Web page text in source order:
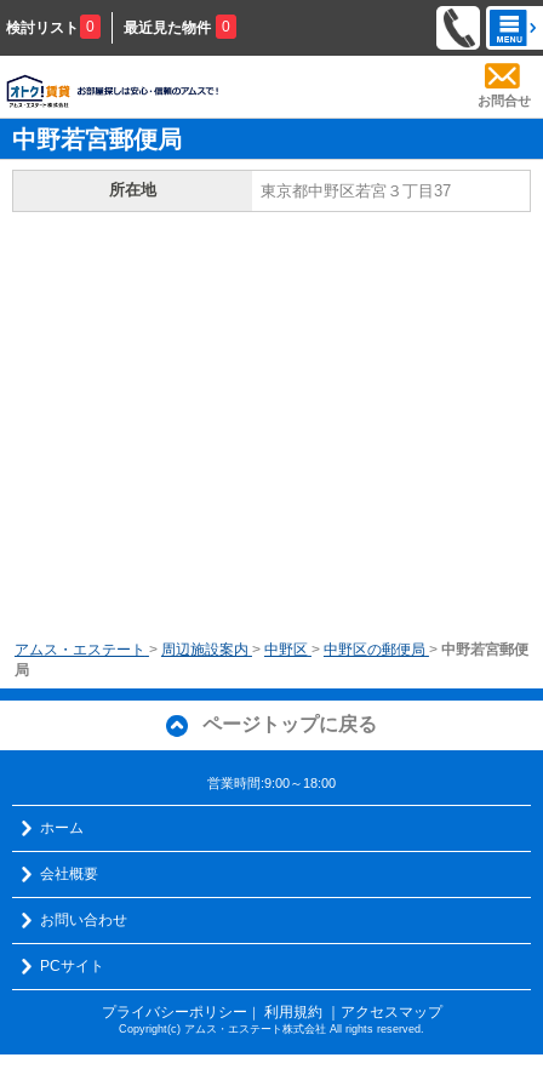
検討リスト 0 最近見た物件 0
お問合せ
中野若宮郵便局
所在地 東京都中野区若宮３丁目37
アムス・エステート > 周辺施設案内 > 中野区 > 中野区の郵便局 > 中野若宮郵便
局
ページトップに戻る
営業時間:9:00～18:00
ホーム
会社概要
お問い合わせ
PCサイト
プライバシーポリシー ｜ 利用規約 ｜アクセスマップ
Copyright(c) アムス・エステート株式会社 All rights reserved.